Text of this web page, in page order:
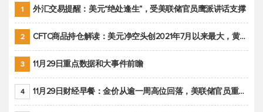
1 外汇交易提醒：美元“绝处逢生”，受美联储官员鹰派讲话支撑
2 CFTC商品持仓解读：美元净空头创2021年7月以来最大，黄金期货投机性净多头头寸减少
3 11月29日重点数据和大事件前瞻
4 11月29日财经早餐：金价从逾一周高位回落，美联储官员重申鹰派立场推动美元回升